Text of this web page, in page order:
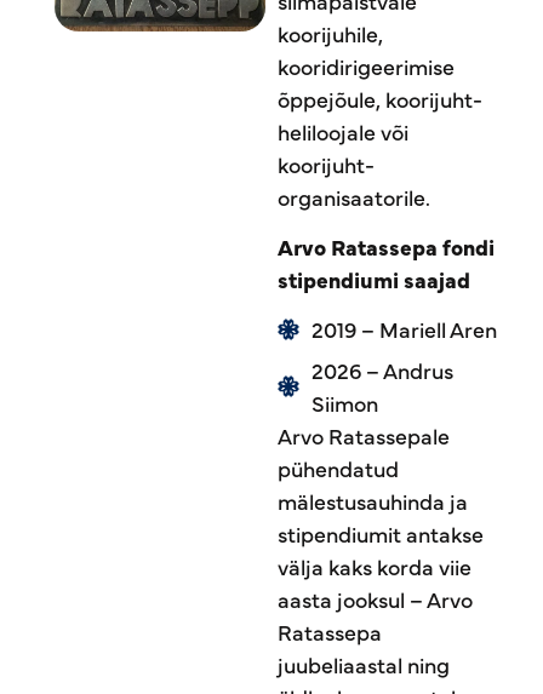
koorijuhile,
kooridirigeerimise
õppejõule, koorijuht-
heliloojale või
koorijuht-
organisaatorile.
Arvo Ratassepa fondi
stipendiumi saajad
2019 – Mariell Aren
2026 – Andrus
Siimon
Arvo Ratassepale
pühendatud
mälestusauhinda ja
stipendiumit antakse
välja kaks korda viie
aasta jooksul – Arvo
Ratassepa
juubeliaastal ning